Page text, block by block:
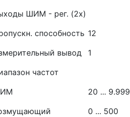
ШИМ - рег. (2х)
способность 12
вывод
1
частот
20 ... 9.999
0 ... 500